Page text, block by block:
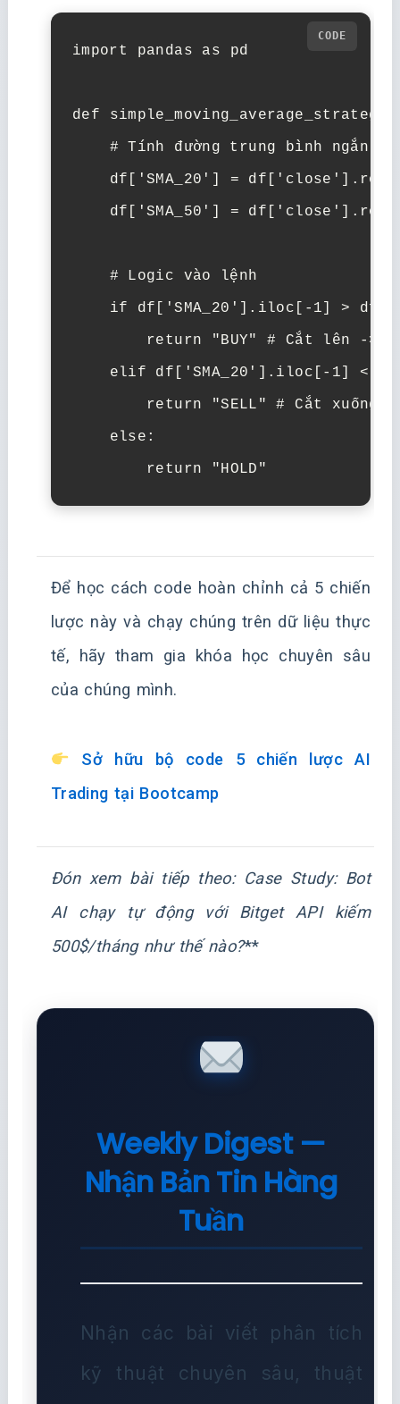
import pandas as pd
def simple_moving_average_strategy
# Tính đường trung bình ngắn
df
'SMA_20' = df 'close' .
df
'SMA_50' = df 'close' .
# Logic vào lệnh
if
df 'SMA_20' . iloc - 1 > df
return
"BUY"
# Cắt lên ->
elif
df 'SMA_20' . iloc - 1 <
return
"SELL"
# Cắt xuống -
else :
return
"HOLD"
Để học cách code hoàn chỉnh cả 5 chiến
lược này và chạy chúng trên dữ liệu thực
tế, hãy tham gia khóa học chuyên sâu
của chúng mình.
Sở hữu bộ code 5 chiến lược AI
Trading tại Bootcamp
Đón xem bài tiếp theo: Case Study: Bot
AI chạy tự động với Bitget API kiếm
500$/tháng như thế nào?**
Weekly Digest —
Nhận Bản Tin Hàng
Tuần
Nhận các bài viết phân tích
kỹ thuật chuyên sâu, thuật